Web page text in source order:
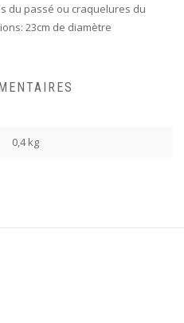
du passé ou craquelures du
23cm de diamètre
0,4 kg